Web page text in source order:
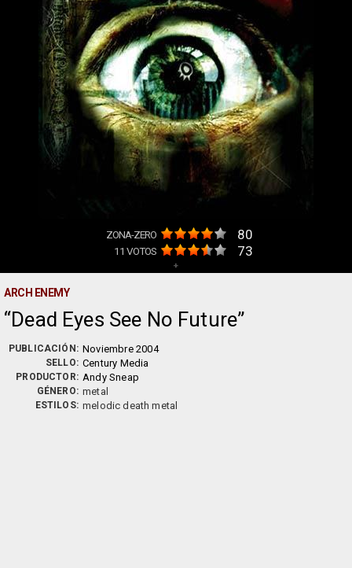
ZONA-ZERO 80
11 VOTOS 73
+
ARCH ENEMY
Dead Eyes See No Future
PUBLICACIÓN: Noviembre 2004
SELLO: Century Media
PRODUCTOR: Andy Sneap
GÉNERO: metal
ESTILOS: melodic death metal